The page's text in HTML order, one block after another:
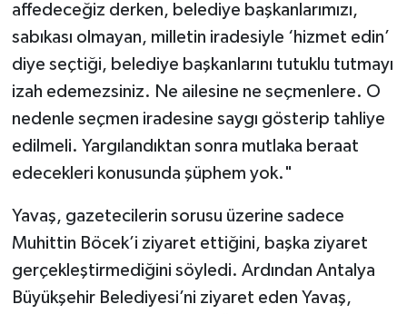
affedeceğiz derken, belediye başkanlarımızı,
sabıkası olmayan, milletin iradesiyle ‘hizmet edin’
diye seçtiği, belediye başkanlarını tutuklu tutmayı
izah edemezsiniz. Ne ailesine ne seçmenlere. O
nedenle seçmen iradesine saygı gösterip tahliye
edilmeli. Yargılandıktan sonra mutlaka beraat
edecekleri konusunda şüphem yok."
Yavaş, gazetecilerin sorusu üzerine sadece
Muhittin Böcek’i ziyaret ettiğini, başka ziyaret
gerçekleştirmediğini söyledi. Ardından Antalya
Büyükşehir Belediyesi’ni ziyaret eden Yavaş,